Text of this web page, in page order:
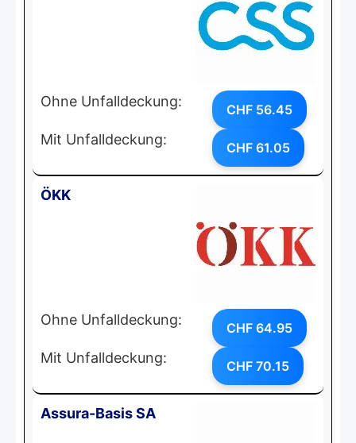
Ohne Unfalldeckung: CHF 56.45
Mit Unfalldeckung: CHF 61.05
ÖKK
Ohne Unfalldeckung: CHF 64.95
Mit Unfalldeckung: CHF 70.15
Assura-Basis SA